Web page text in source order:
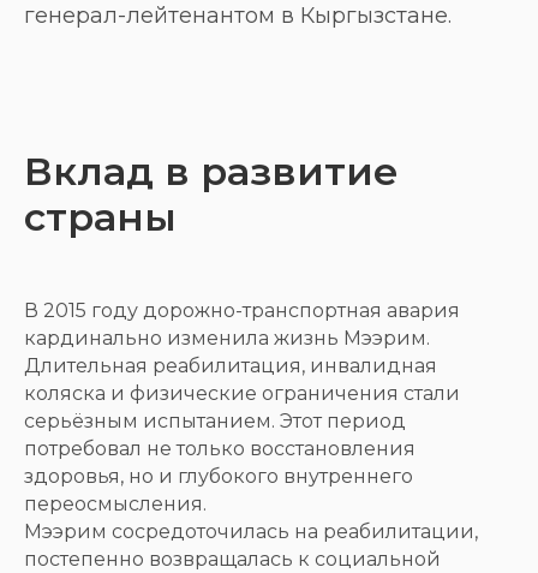
генерал-лейтенантом в Кыргызстане.
Вклад в развитие
страны
В 2015 году дорожно-транспортная авария
кардинально изменила жизнь Мээрим.
Длительная реабилитация, инвалидная
коляска и физические ограничения стали
серьёзным испытанием. Этот период
потребовал не только восстановления
здоровья, но и глубокого внутреннего
переосмысления.
Мээрим сосредоточилась на реабилитации,
постепенно возвращалась к социальной